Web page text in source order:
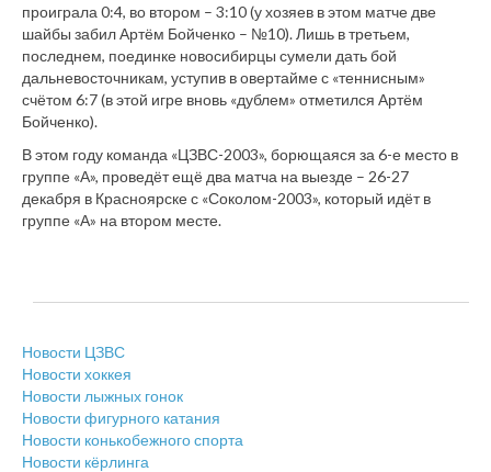
проиграла 0:4, во втором – 3:10 (у хозяев в этом матче две
шайбы забил Артём Бойченко – №10). Лишь в третьем,
последнем, поединке новосибирцы сумели дать бой
дальневосточникам, уступив в овертайме с «теннисным»
счётом 6:7 (в этой игре вновь «дублем» отметился Артём
Бойченко).
В этом году команда «ЦЗВС-2003», борющаяся за 6-е место в
группе «А», проведёт ещё два матча на выезде – 26-27
декабря в Красноярске с «Соколом-2003», который идёт в
группе «А» на втором месте.
Новости ЦЗВС
Новости хоккея
Новости лыжных гонок
Новости фигурного катания
Новости конькобежного спорта
Новости кёрлинга